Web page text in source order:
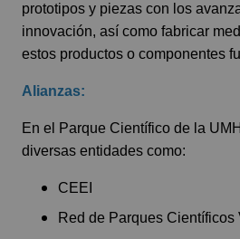
prototipos y piezas con los
innovación, así como fabricar
estos productos o componentes
Alianzas:
En el Parque Científico de la
diversas entidades como:
CEEI
Red de Parques Científicos